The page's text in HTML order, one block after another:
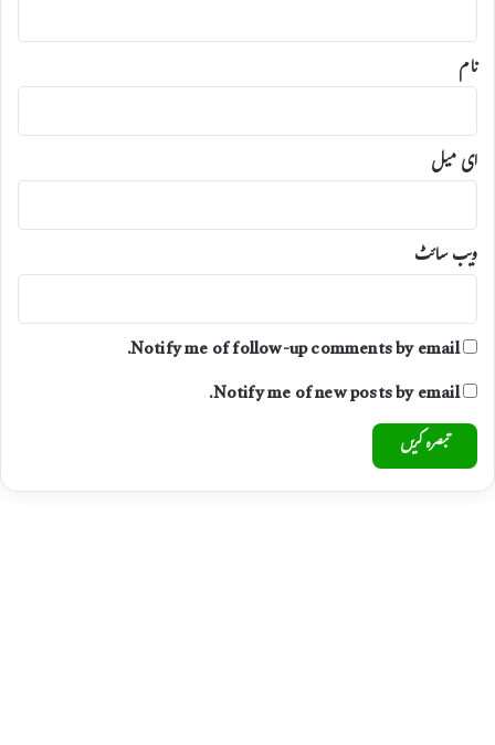
ران
افکیف
راہم
ی
م
ش
ن
ہ
ے
۔
نام
ای میل
ویب‌ سائٹ
Notify me of follow-up comments by email.
Notify me of new posts by email.